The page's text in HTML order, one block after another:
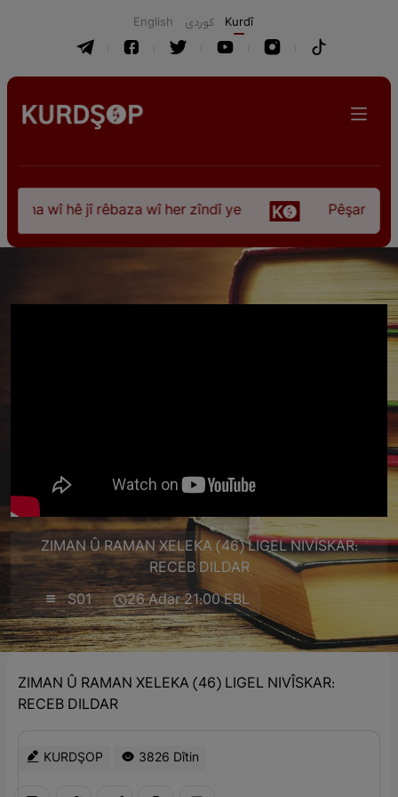
English كوردی Kurdî
wî hê jî rêbaza wî her zîndî ye Pêşangeha
ZIMAN Û RAMAN XELEKA (46) LIGEL NIVÎSKAR:
RECEB DILDAR
S01
26 Adar 21:00 EBL
ZIMAN Û RAMAN XELEKA (46) LIGEL NIVÎSKAR:
RECEB DILDAR
KURDŞOP 3826 Dîtin